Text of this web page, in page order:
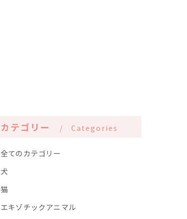
カテゴリー Categories
全てのカテゴリー
犬
猫
エキゾチックアニマル